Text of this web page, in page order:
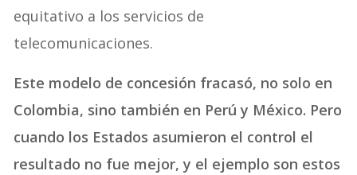
equitativo a los servicios de
telecomunicaciones.
Este modelo de concesión fracasó, no solo en
Colombia, sino también en Perú y México. Pero
cuando los Estados asumieron el control el
resultado no fue mejor, y el ejemplo son estos